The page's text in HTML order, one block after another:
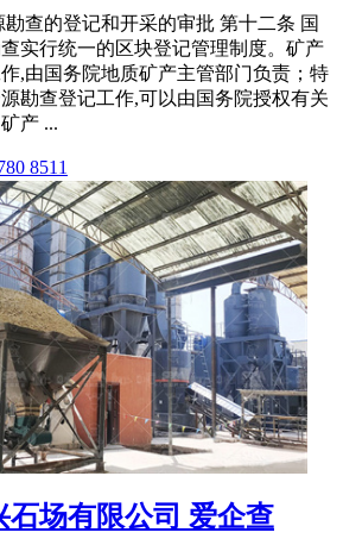
查的登记和开采的审批 第十二条 国
实行统一的区块登记管理制度。矿产
,由国务院地质矿产主管部门负责；特
勘查登记工作,可以由国务院授权有关
产 ...
8511
石场有限公司 爱企查